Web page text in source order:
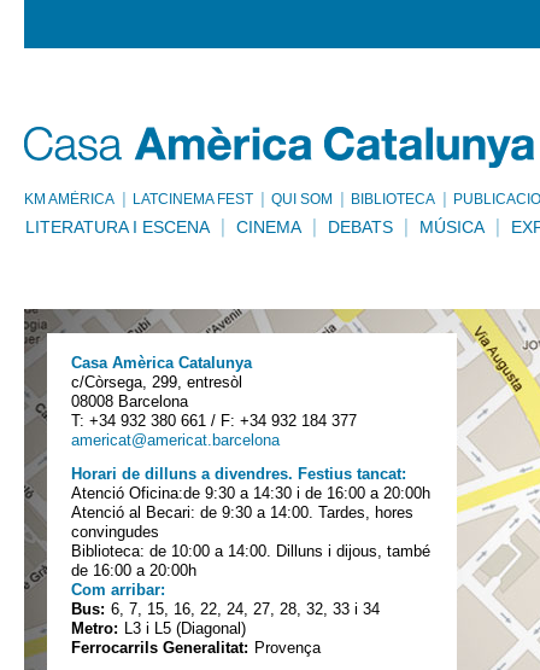
KM AMÈRICA LATCINEMA FEST QUI SOM BIBLIOTECA
LITERATURA I ESCENA CINEMA DEBATS MÚSICA
Casa Amèrica Catalunya
c/Còrsega, 299, entresòl
08008 Barcelona
T: +34 932 380 661 / F: +34 932 184 377
americat@americat.barcelona
Horari de dilluns a divendres. Festius tancat:
Atenció Oficina:de 9:30 a 14:30 i de 16:00 a 20:00h
Atenció al Becari: de 9:30 a 14:00. Tardes, hores
convingudes
Biblioteca: de 10:00 a 14:00. Dilluns i dijous, també
de 16:00 a 20:00h
Com arribar:
Bus: 6, 7, 15, 16, 22, 24, 27, 28, 32, 33 i 34
Metro: L3 i L5 (Diagonal)
Ferrocarrils Generalitat: Provença